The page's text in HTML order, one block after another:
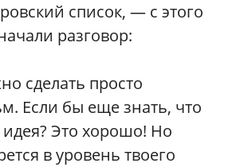
список, — с этого
разговор:
сделать просто
Если бы еще знать, что
идея? Это хорошо! Но
в уровень твоего